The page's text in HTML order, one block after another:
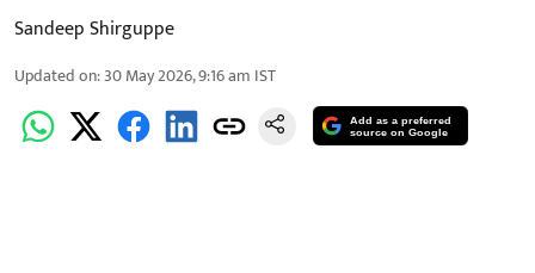
Sandeep Shirguppe
Updated on:30 May 2026, 9:16 am IST
Add as a preferred
source on Google